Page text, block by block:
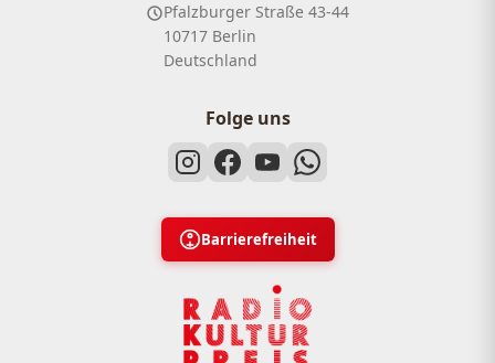
Pfalzburger Straße 43-44
10717 Berlin
Deutschland
Folge uns
Barrierefreiheit